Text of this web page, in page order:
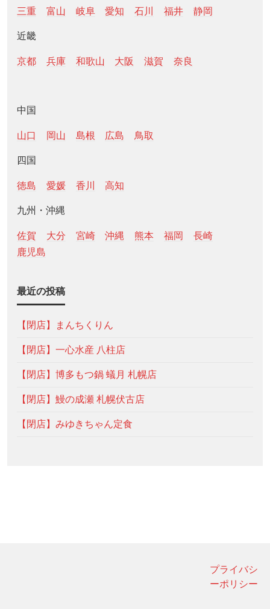
三重 富山 岐阜 愛知 石川 福井 静岡
近畿
京都 兵庫 和歌山 大阪 滋賀 奈良
中国
山口 岡山 島根 広島 鳥取
四国
徳島 愛媛 香川 高知
九州・沖縄
佐賀 大分 宮崎 沖縄 熊本 福岡
長崎
鹿児島
最近の投稿
【閉店】まんちくりん
【閉店】一心水産 八柱店
【閉店】博多もつ鍋 蟻月 札幌店
【閉店】鰻の成瀬 札幌伏古店
【閉店】みゆきちゃん定食
プライバシ
ーポリシー